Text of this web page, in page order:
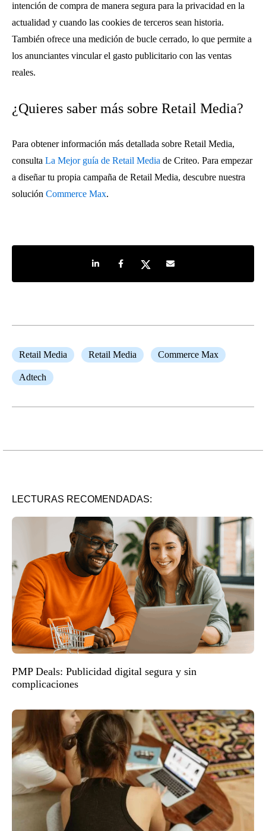
intención de compra de manera segura para la privacidad en la
actualidad y cuando las cookies de terceros sean historia.
También ofrece una medición de bucle cerrado, lo que permite a
los anunciantes vincular el gasto publicitario con las ventas
reales.
¿Quieres saber más sobre Retail Media?
Para obtener información más detallada sobre Retail Media,
consulta La Mejor guía de Retail Media de Criteo. Para empezar
a diseñar tu propia campaña de Retail Media, descubre nuestra
solución Commerce Max.
Share on LinkedIn
Share on Facebook
Share on TwitterShare by e-mail
Retail Media Retail Media Commerce Max
Adtech
LECTURAS RECOMENDADAS:
PMP Deals: Publicidad digital segura y sin
complicaciones